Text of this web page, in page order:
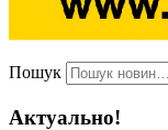
Пошук
Актуально!